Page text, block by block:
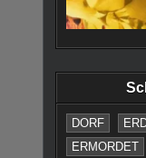
DORF
ERMORDET